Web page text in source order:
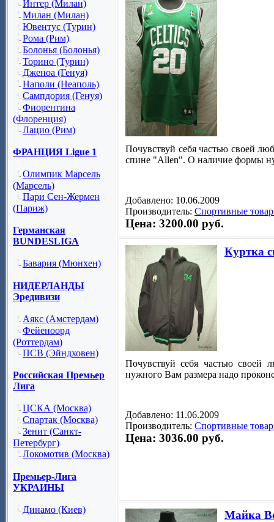
Интер (Милан)
Милан (Милан)
Ювентус (Турин)
Рома (Рим)
Болонья (Болонья)
Торино (Турин)
Дженоа (Генуя)
Наполи (Неаполь)
Сампдория (Генуя)
Фиорентина
(Флоренция)
Лацио (Рим)
ФРАНЦИЯ Ligue 1
Олимпик Марсель
(Марсель)
Пари Сен-Жермен
(Париж)
Германская
BUNDESLIGA
Бавария (Мюнхен)
НИДЕРЛАНДЫ
Эредивизи
Аякс (Амстердам)
Фейеноорд
(Роттердам)
ПСВ (Эйндховен)
Российская Премьер
Лига
ЦСКА (Москва)
Спартак (Москва)
Зенит (Санкт-
Петербург)
Локомотив (Москва)
Премьер-Лига
УКРАИНЫ
Динамо (Киев)
Почувствуй себя частью своей
спине "Allen". О наличие формы
Добавлено: 10.06.2009
Производитель: Спортивные
Цена: 3200.00 руб.
Куртка
Почувствуй себя частью
нужного Вам размера надо
Добавлено: 11.06.2009
Производитель: Спортивные
Цена: 3036.00 руб.
Майка